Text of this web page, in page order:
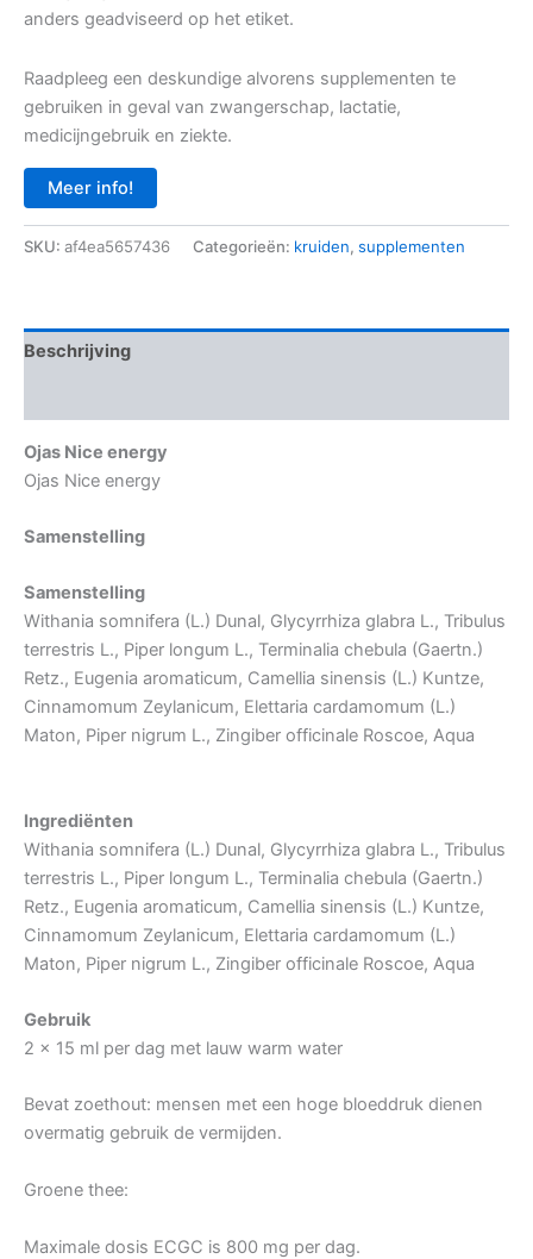
anders geadviseerd op het etiket.
Raadpleeg een deskundige alvorens supplementen te
gebruiken in geval van zwangerschap, lactatie,
medicijngebruik en ziekte.
Meer info!
SKU: af4ea5657436 Categorieën: kruiden, supplementen
Beschrijving
Ojas Nice energy
Ojas Nice energy
Samenstelling
Samenstelling
Withania somnifera (L.) Dunal, Glycyrrhiza glabra L., Tribulus
terrestris L., Piper longum L., Terminalia chebula (Gaertn.)
Retz., Eugenia aromaticum, Camellia sinensis (L.) Kuntze,
Cinnamomum Zeylanicum, Elettaria cardamomum (L.)
Maton, Piper nigrum L., Zingiber officinale Roscoe, Aqua
Ingrediënten
Withania somnifera (L.) Dunal, Glycyrrhiza glabra L., Tribulus
terrestris L., Piper longum L., Terminalia chebula (Gaertn.)
Retz., Eugenia aromaticum, Camellia sinensis (L.) Kuntze,
Cinnamomum Zeylanicum, Elettaria cardamomum (L.)
Maton, Piper nigrum L., Zingiber officinale Roscoe, Aqua
Gebruik
2 x 15 ml per dag met lauw warm water
Bevat zoethout: mensen met een hoge bloeddruk dienen
overmatig gebruik de vermijden.
Groene thee:
Maximale dosis ECGC is 800 mg per dag.